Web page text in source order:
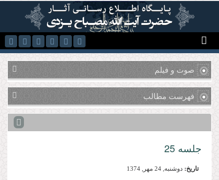
رفتن به محتوای اصلی
صوت و فیلم
فهرست مطالب
جلسه 25
تاریخ: دوشنبه, 24 مهر, 1374